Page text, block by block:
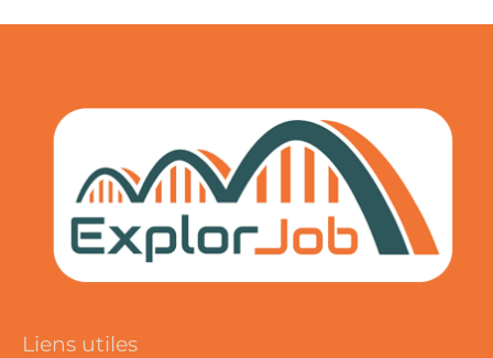
Liens utiles